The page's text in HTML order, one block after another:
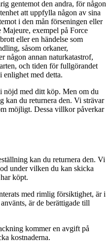
gentemot den andra, för någon
att uppfylla någon av sina
i den mån förseningen eller
exempel på Force
eller en händelse som
såsom orkaner,
någon annan naturkatastrof,
och tiden för fullgörandet
enlighet med detta.
nöjd med ditt köp. Men om du
kan du returnera den. Vi strävar
möjligt. Dessa villkor påverkar
kan du returnera den. Vi
under vilken du kan skicka
köpt.
med rimlig försiktighet, är i
är de berättigade till
kommer en avgift på
kostnaderna.